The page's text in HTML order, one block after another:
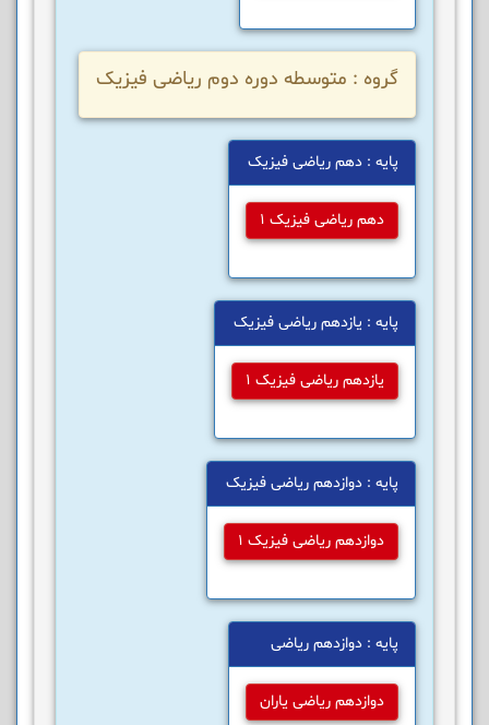
گروه : متوسطه دوره دوم ریاضی فیزیک
پایه : دهم ریاضی فیزیک
دهم ریاضی فیزیک 1
پایه : یازدهم ریاضی فیزیک
یازدهم ریاضی فیزیک 1
پایه : دوازدهم ریاضی فیزیک
دوازدهم ریاضی فیزیک 1
پایه : دوازدهم ریاضی
دوازدهم ریاضی یاران